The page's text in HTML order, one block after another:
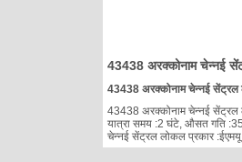
43438 अरक्कोनाम चेन्नई
43438 अरक्कोनाम चेन्नई सेंट्रल
43438 अरक्कोनाम चेन्नई सेंट्रल
यात्रा समय :2 घंटे, औसत गति
चेन्नई सेंट्रल लोकल प्रकार